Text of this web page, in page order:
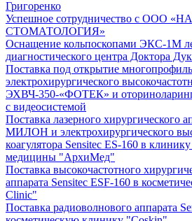
Григоренко
Успешное сотрудничество с ООО
СТОМАТОЛОГИЯ»
Оснащение кольпоскопами ЭКС-1М
диагностического центра Доктора
Поставка под открытие
электрохирургического
ЭХВЧ-350-«ФОТЕК» и
с видеосистемой
Поставка лазерного хирургического
МИЛОН и электрохирургического
коагулятора Sensitec ES-160 в
медицины "АрхиМед"
Поставка высокочастотного
аппарата Sensitec ESF-160 в
Clinic"
Поставка радиоволнового аппарата